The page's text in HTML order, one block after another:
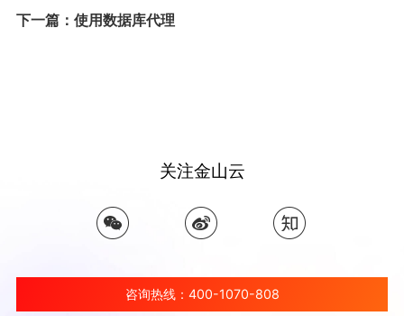
下一篇：使用数据库代理
关注金山云
咨询热线：400-1070-808